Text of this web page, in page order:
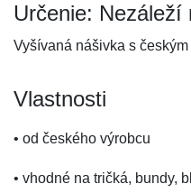
Určenie: Nezáleží
Vyšívaná nášivka s
Vlastnosti
• od českého výrobcu
• vhodné na tričká, bundy,